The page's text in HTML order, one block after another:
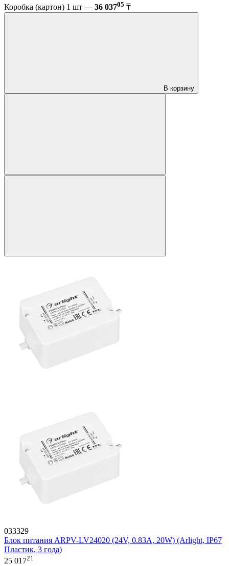
Коробка (картон) 1 шт — 36 03705 ₸
В корзину
033329
Блок питания ARPV-LV24020 (24V, 0.83A, 20W) (Arlight, IP67
Пластик, 3 года)
25 01721